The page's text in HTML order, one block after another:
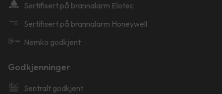
Sertifisert på brannalarm Elotec
Sertifisert på brannalarm Honeywell
Nemko godkjent
Godkjenninger
Sentralt godkjent